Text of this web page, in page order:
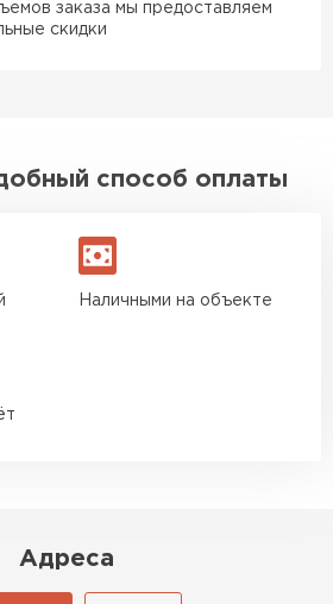
заказа мы предоставляем
скидки
способ оплаты
Наличными на объекте
Адреса